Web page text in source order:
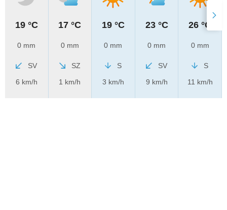
19 °C
0 mm
SV
6 km/h
17 °C
0 mm
SZ
1 km/h
19 °C
0 mm
S
3 km/h
23 °C
0 mm
SV
9 km/h
26 °C
0 mm
S
11 km/h